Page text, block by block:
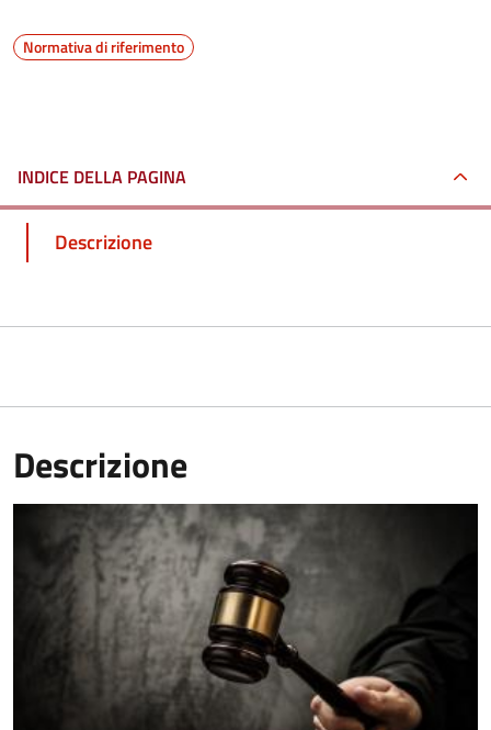
Normativa di riferimento
INDICE DELLA PAGINA
Descrizione
Descrizione